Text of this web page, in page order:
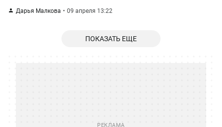
Дарья Малкова 09 апреля 13:22
ПОКАЗАТЬ ЕЩЕ